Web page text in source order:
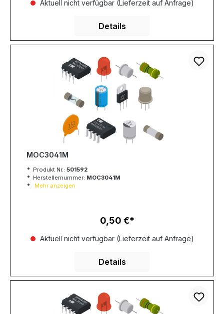
Aktuell nicht verfügbar (Lieferzeit auf Anfrage)
Details
MOC3041M
Produkt Nr.: 501592
Herstellernummer: MOC3041M
Mehr anzeigen
Regulärer Preis:
0,50 €
Aktuell nicht verfügbar (Lieferzeit auf Anfrage)
Details